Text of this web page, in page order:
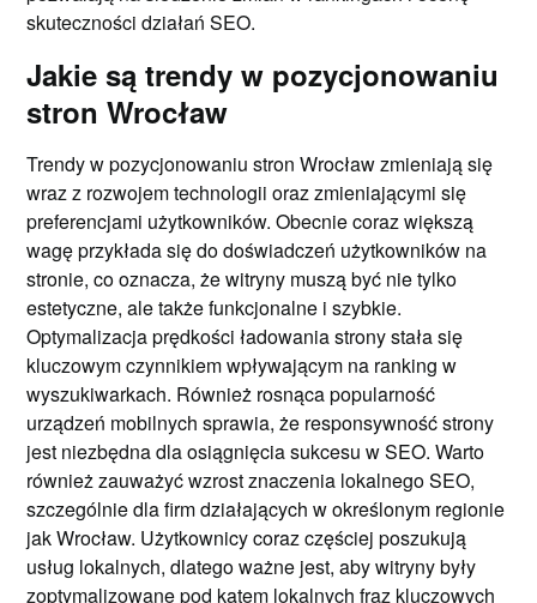
skuteczności działań SEO.
Jakie są trendy w pozycjonowaniu
stron Wrocław
Trendy w pozycjonowaniu stron Wrocław zmieniają się
wraz z rozwojem technologii oraz zmieniającymi się
preferencjami użytkowników. Obecnie coraz większą
wagę przykłada się do doświadczeń użytkowników na
stronie, co oznacza, że witryny muszą być nie tylko
estetyczne, ale także funkcjonalne i szybkie.
Optymalizacja prędkości ładowania strony stała się
kluczowym czynnikiem wpływającym na ranking w
wyszukiwarkach. Również rosnąca popularność
urządzeń mobilnych sprawia, że responsywność strony
jest niezbędna dla osiągnięcia sukcesu w SEO. Warto
również zauważyć wzrost znaczenia lokalnego SEO,
szczególnie dla firm działających w określonym regionie
jak Wrocław. Użytkownicy coraz częściej poszukują
usług lokalnych, dlatego ważne jest, aby witryny były
zoptymalizowane pod kątem lokalnych fraz kluczowych